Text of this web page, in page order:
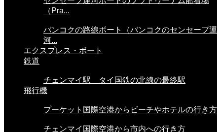
（Pra...
バンコクの路線ボート（バンコクのセンセープ運
河...
エクスプレス・ボート
鉄道
チェンマイ駅 タイ国鉄の北線の最終駅
飛行機
プーケット国際空港からビーチやホテルの行き方
チェンマイ国際空港から市内への行き方